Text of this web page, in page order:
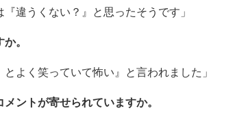
違うくない？』と思ったそうです」
。
よく笑っていて怖い』と言われました」
ントが寄せられていますか。